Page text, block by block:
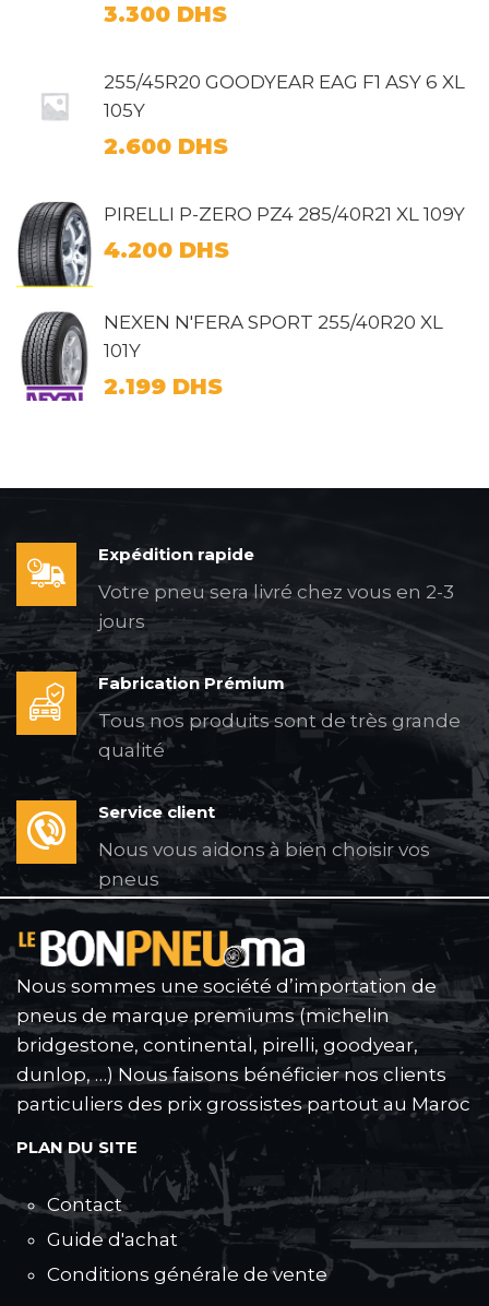
3.300 DHS
255/45R20 GOODYEAR EAG F1 ASY 6 XL
105Y
2.600 DHS
PIRELLI P-ZERO PZ4 285/40R21 XL 109Y
4.200 DHS
NEXEN N'FERA SPORT 255/40R20 XL
101Y
2.199 DHS
Expédition rapide
Votre pneu sera livré chez vous en 2-3
jours
Fabrication Prémium
Tous nos produits sont de très grande
qualité
Service client
Nous vous aidons à bien choisir vos
pneus
Nous sommes une société d’importation de
pneus de marque premiums (michelin
bridgestone, continental, pirelli, goodyear,
dunlop, …) Nous faisons bénéficier nos clients
particuliers des prix grossistes partout au Maroc
PLAN DU SITE
Contact
Guide d'achat
Conditions générale de vente